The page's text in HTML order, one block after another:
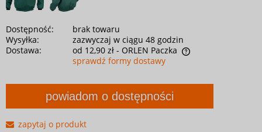
Dostępność:
brak towaru
Wysyłka:
zazwyczaj w ciągu 48 godzin
Dostawa:
od 12,90 zł - ORLEN Paczka
sprawdź formy dostawy
powiadom o dostępności
zapytaj o produkt